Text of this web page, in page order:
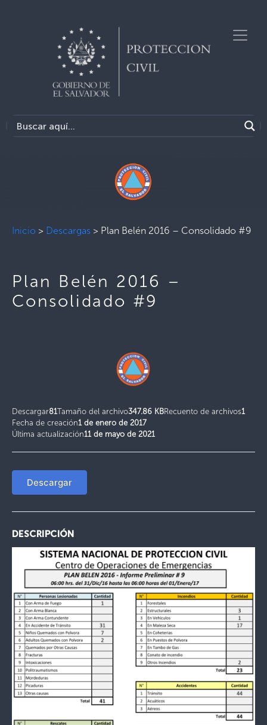
Inicio > Descargas > Plan Belén 2016 – Consolidado #9
Plan Belén 2016 –
Consolidado #9
Descargar81Tamaño del archivo347.86 KBRecuento de archivos1
Fecha de creación1 de enero de 2017
Última actualización11 de mayo de 2021
Descargar
DESCRIPCIÓN